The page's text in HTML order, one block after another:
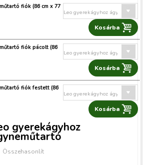
fiók (86 cm x 77
fiók pácolt (86
fiók festett (86
gyerekágyhoz
Összehasonlít